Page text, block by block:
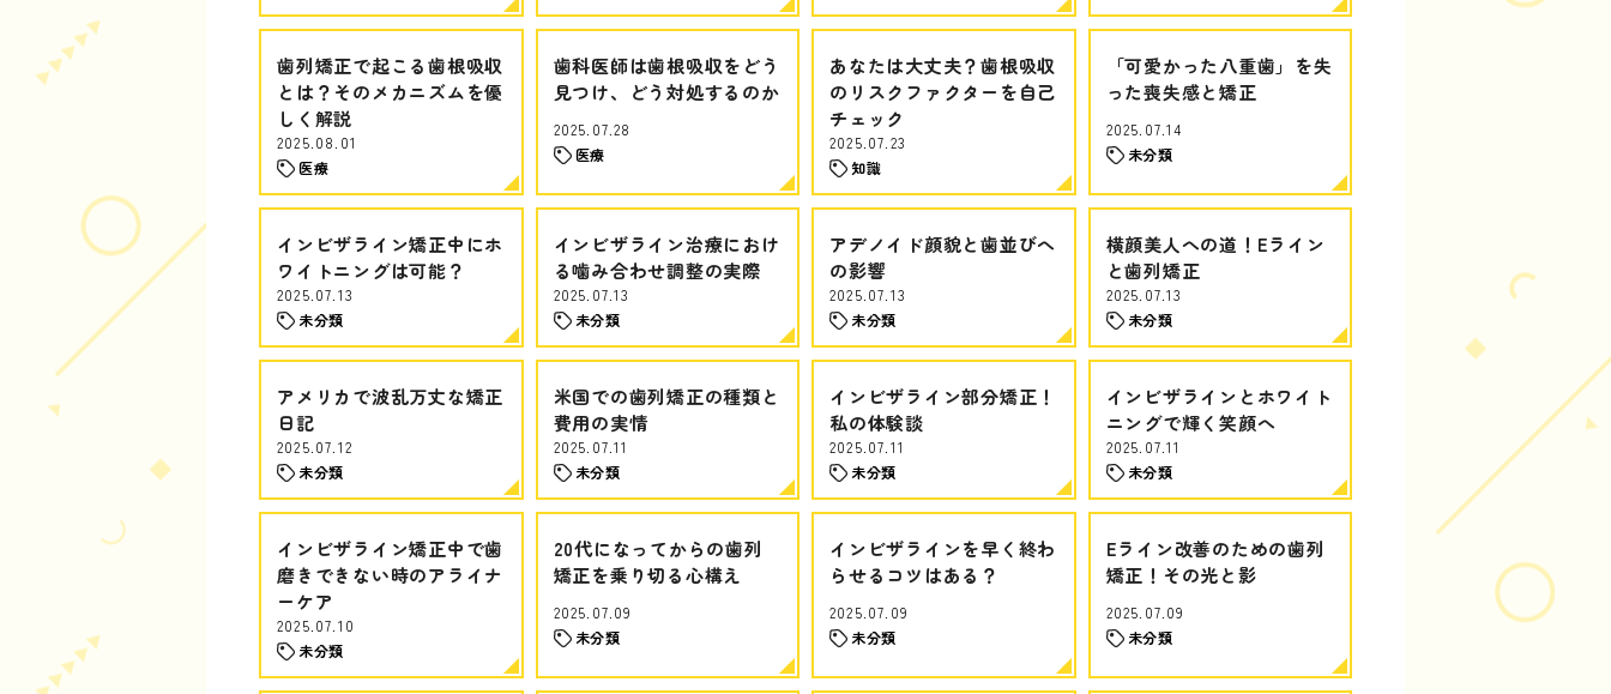
歯列矯正で起こる歯根吸収
とは？そのメカニズムを優
しく解説
2025.08.01
医療
歯科医師は歯根吸収をどう
見つけ、どう対処するのか
2025.07.28
医療
あなたは大丈夫？歯根吸収
のリスクファクターを自己
チェック
2025.07.23
知識
「可愛かった八重歯」を失
った喪失感と矯正
2025.07.14
未分類
インビザライン矯正中にホ
ワイトニングは可能？
2025.07.13
未分類
インビザライン治療におけ
る噛み合わせ調整の実際
2025.07.13
未分類
アデノイド顔貌と歯並びへ
の影響
2025.07.13
未分類
横顔美人への道！Eライン
と歯列矯正
2025.07.13
未分類
アメリカで波乱万丈な矯正
日記
2025.07.12
未分類
米国での歯列矯正の種類と
費用の実情
2025.07.11
未分類
インビザライン部分矯正！
私の体験談
2025.07.11
未分類
インビザラインとホワイト
ニングで輝く笑顔へ
2025.07.11
未分類
インビザライン矯正中で歯
磨きできない時のアライナ
ーケア
2025.07.10
未分類
20代になってからの歯列
矯正を乗り切る心構え
2025.07.09
未分類
インビザラインを早く終わ
らせるコツはある？
2025.07.09
未分類
Eライン改善のための歯列
矯正！その光と影
2025.07.09
未分類